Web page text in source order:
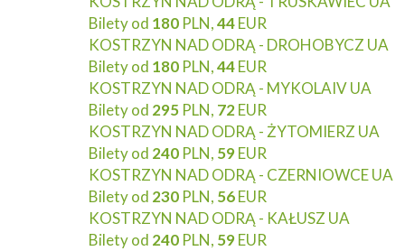
Bilety od 180 PLN,44EUR
KOSTRZYN NAD ODRĄ - DROHOBYCZ UA
Bilety od 180 PLN,44EUR
KOSTRZYN NAD ODRĄ - MYKOLAIV UA
Bilety od 295 PLN, 72EUR
KOSTRZYN NAD ODRĄ - ŻYTOMIERZ UA
Bilety od 240 PLN, 59EUR
KOSTRZYN NAD ODRĄ - CZERNIOWCE UA
Bilety od 230 PLN, 56EUR
KOSTRZYN NAD ODRĄ - KAŁUSZ UA
Bilety od 240 PLN, 59EUR